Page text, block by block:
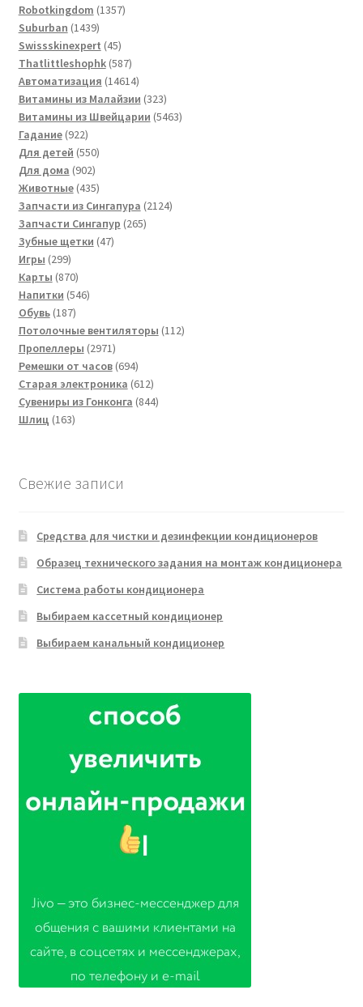
товаров
Robotkingdom 13571357
Suburban 14391439
товаров
Swissskinexpert 4545
товаров
Thatlittleshophk 587587
товаров
Автоматизация 1461414614
товаров
Витамины из Малайзии 323323
товара
Витамины из Швейцарии 54635463
Гадание 922922
товара
Для детей 550550
Для дома 902902
товара
Животные 435435
товаров
Запчасти из Сингапура 21242124
Запчасти Сингапур 265265
Зубные щетки 4747
Игры 299299
товаров
Карты 870870
товаров
Напитки 546546
Обувь 187187
товаров
Потолочные вентиляторы 112112
Пропеллеры 29712971
товар
Ремешки от часов 694694
товара
Старая электроника 612612
товаров
Сувениры из Гонконга 844844
Шлиц 163163
Свежие записи
Средства для чистки и дезинфекции кондиционеров
Образец технического задания на монтаж кондиционера
Система работы кондиционера
Выбираем кассетный кондиционер
Выбираем канальный кондиционер